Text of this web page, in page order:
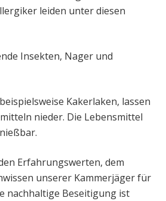
leiden unter diesen
Insekten, Nager und
Kakerlaken, lassen
nieder. Die Lebensmittel
Erfahrungswerten, dem
unserer Kammerjäger für
nachhaltige Beseitigung ist